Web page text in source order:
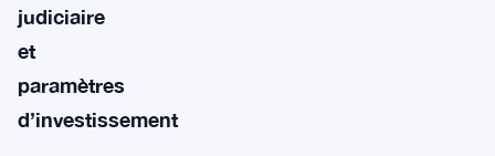
judiciaire
et
paramètres
d’investissement